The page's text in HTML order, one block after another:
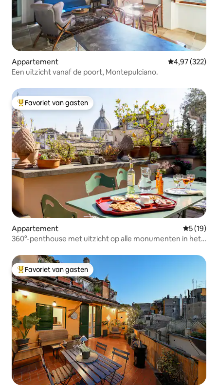
Appartement Gemiddelde
4,97 (322)
Een uitzicht vanaf de poort, Montepulciano.
Topfavoriet van gasten
Favoriet van gasten
Appartement
5 (19)
360°-penthouse met uitzicht op alle monumenten in het
Topfavoriet van gasten
Favoriet van gasten